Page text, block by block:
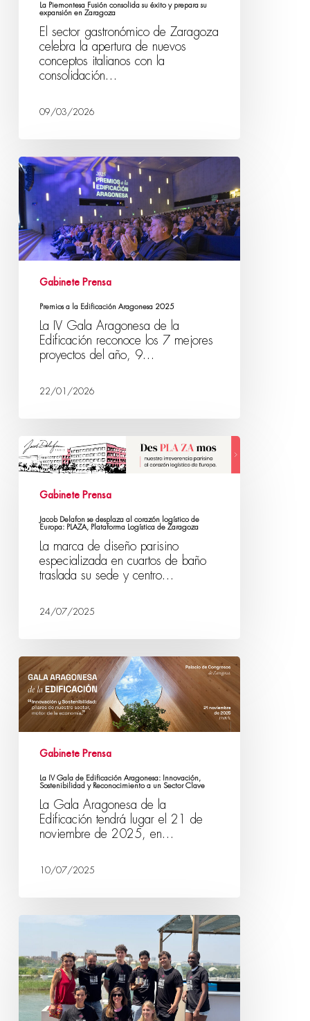
La Piemontesa Fusión consolida su éxito y prepara su
expansión en Zaragoza
El sector gastronómico de Zaragoza
celebra la apertura de nuevos
conceptos italianos con la
consolidación…
09/03/2026
Gabinete Prensa
Premios a la Edificación Aragonesa 2025
La IV Gala Aragonesa de la
Edificación reconoce los 7 mejores
proyectos del año, 9…
22/01/2026
Gabinete Prensa
Jacob Delafon se desplaza al corazón logístico de
Europa: PLAZA, Plataforma Logística de Zaragoza
La marca de diseño parisino
especializada en cuartos de baño
traslada su sede y centro…
24/07/2025
Gabinete Prensa
La IV Gala de Edificación Aragonesa: Innovación,
Sostenibilidad y Reconocimiento a un Sector Clave
La Gala Aragonesa de la
Edificación tendrá lugar el 21 de
noviembre de 2025, en…
10/07/2025